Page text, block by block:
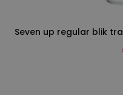
Seven up regular blik